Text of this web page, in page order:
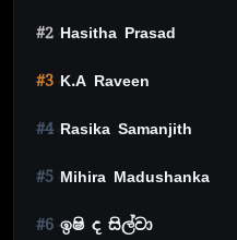
#2 Hasitha Prasad
#3 K.A Raveen
#4 Rasika Samanjith
#5 Mihira Madushanka
#6 ඉෂි ද සිල්වා